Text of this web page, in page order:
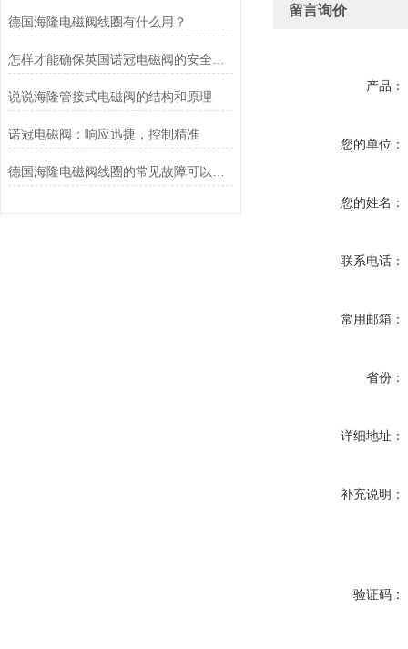
德国海隆电磁阀线圈有什么用？
说说海隆管接式电磁阀的结构和原理
诺冠电磁阀：响应迅捷，控制精准
留言询价
产品：
您的单位：
您的姓名：
联系电话：
常用邮箱：
省份：
详细地址：
补充说明：
验证码：